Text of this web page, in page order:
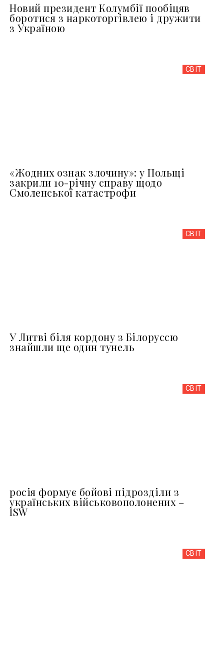
Новий президент Колумбії пообіцяв
боротися з наркоторгівлею і дружити
з Україною
СВІТ
«Жодних ознак злочину»: у Польщі
закрили 10-річну справу щодо
Смоленської катастрофи
СВІТ
У Литві біля кордону з Білоруссю
знайшли ще один тунель
СВІТ
росія формує бойові підрозділи з
українських військовополонених –
ISW
СВІТ